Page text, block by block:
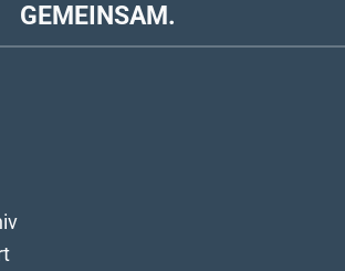
GEMEINSAM.